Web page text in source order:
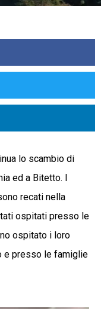
lo scambio di
ed a Bitetto. I
recati nella
ospitati presso le
ospitato i loro
e presso le famiglie